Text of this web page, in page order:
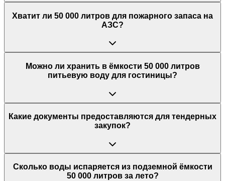
Хватит ли 50 000 литров для пожарного запаса на
АЗС?
Можно ли хранить в ёмкости 50 000 литров
питьевую воду для гостиницы?
Какие документы предоставляются для тендерных
закупок?
Сколько воды испаряется из подземной ёмкости
50 000 литров за лето?